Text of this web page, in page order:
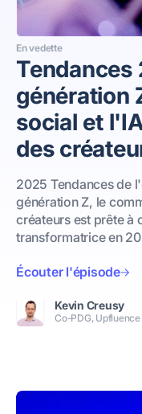
En vedette
Tendances
génération
social et
des
2025 Tendances de
génération Z, le
créateurs est prête à
transformatrice en
Écouter l'épisode
Kevin Creusy
Co-PDG, Upfluence